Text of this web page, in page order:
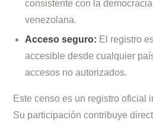
consistente con la
venezolana.
Acceso seguro: El registro
accesible desde cualquier
accesos no autorizados.
Este censo es un registro oficial
Su participación contribuye